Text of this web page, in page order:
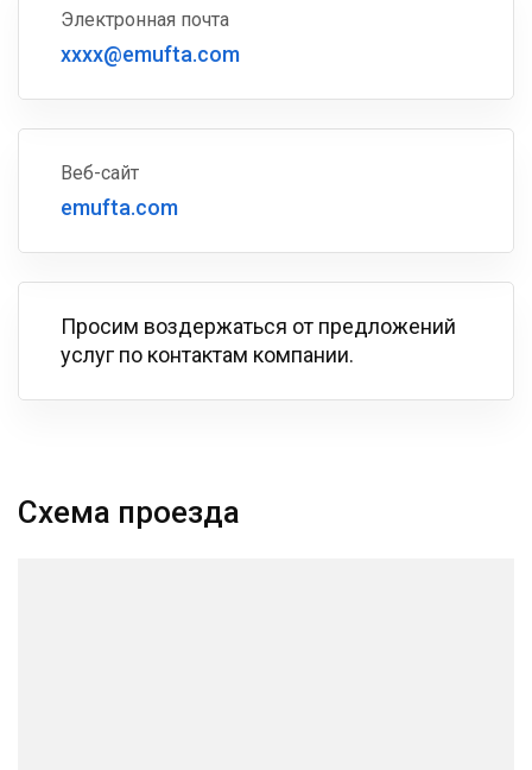
Электронная почта
xxxx@emufta.com
Веб-сайт
emufta.com
Просим воздержаться от предложений
услуг по контактам компании.
Схема проезда